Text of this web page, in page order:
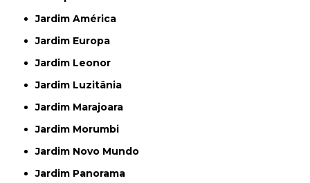
Jardim América
Jardim Europa
Jardim Leonor
Jardim Luzitânia
Jardim Marajoara
Jardim Morumbi
Jardim Novo Mundo
Jardim Panorama